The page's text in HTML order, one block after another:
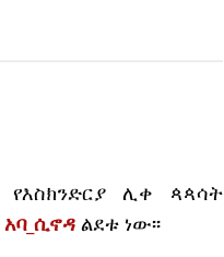
ግንቦት ሰባት በዚች ቀን ለአባቶች ሊቃነ ጳጳሳት ሃያኛ የሆነ የከበረ አባት የእስክንድርያ ሊቀ ጳጳሳት
አባ_ሲኖዳ ልደቱ ነው፡፡